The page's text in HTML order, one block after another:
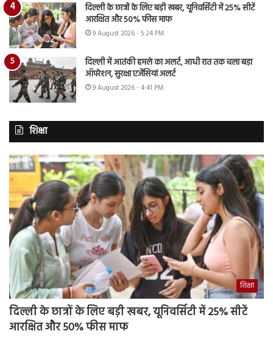
दिल्ली के छात्रों के लिए बड़ी खबर, यूनिवर्सिटी में 25% सीटें
आरक्षित और 50% फीस माफ
9 August 2026 - 5:24 PM
दिल्ली में आतंकी हमले का अलर्ट, आधी रात तक चला बड़ा
ऑपरेशन, सुरक्षा एजेंसियां अलर्ट
9 August 2026 - 4:41 PM
शिक्षा
शिक्षा
दिल्ली के छात्रों के लिए बड़ी खबर, यूनिवर्सिटी में 25% सीटें
आरक्षित और 50% फीस माफ